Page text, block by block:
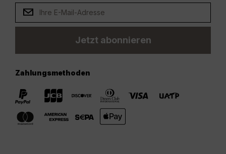
Jetzt abonnieren
Zahlungsmethoden